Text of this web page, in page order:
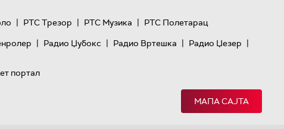
| РТС Трезор | РТС Музика | РТС Полетарац
| Радио Џубокс | Радио Вртешка | Радио Џезер |
портал
МАПА САЈТА